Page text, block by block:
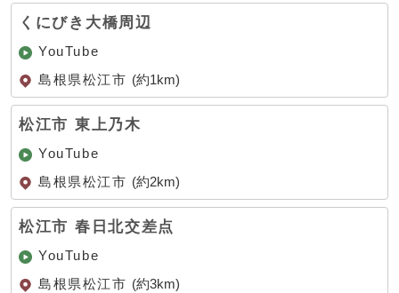
くにびき大橋周辺
YouTube
島根県松江市 (約1km)
松江市 東上乃木
YouTube
島根県松江市 (約2km)
松江市 春日北交差点
YouTube
島根県松江市 (約3km)